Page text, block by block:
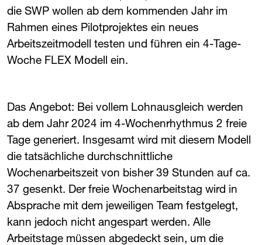
die ​ SWP ​ wollen ab dem kommenden Jahr im
Rahmen eines Pilotprojektes ein neues
Arbeitszeitmodell testen und führen ein 4-Tage-
Woche FLEX Modell ein.
Das Angebot: Bei vollem Lohnausgleich werden
ab dem Jahr 2024 im 4-Wochenrhythmus 2 freie
Tage generiert. Insgesamt wird mit diesem Modell
die tatsächliche durchschnittliche
Wochenarbeitszeit von bisher 39 Stunden auf ca.
37 gesenkt. Der freie Wochenarbeitstag wird in
Absprache mit dem jeweiligen Team festgelegt,
kann jedoch nicht angespart werden. Alle
Arbeitstage müssen abgedeckt sein, um die